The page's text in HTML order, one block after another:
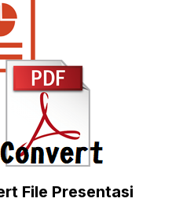
File Presentasi